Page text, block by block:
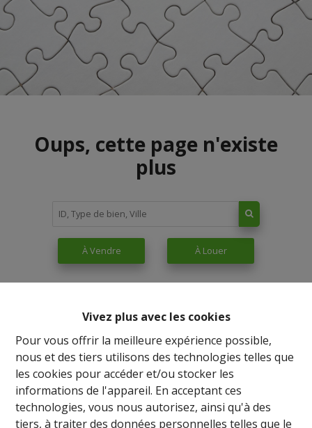
Vivez plus avec les cookies
Pour vous offrir la meilleure expérience possible,
nous et des tiers utilisons des technologies telles que
les cookies pour accéder et/ou stocker les
informations de l'appareil. En acceptant ces
technologies, vous nous autorisez, ainsi qu'à des
tiers, à traiter des données personnelles telles que le
Oups, cette page n'existe
plus
À Vendre À Louer